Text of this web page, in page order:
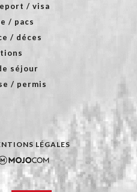
/ visa
/ pacs
/ déces
séjour
/ permis
LÉGALES